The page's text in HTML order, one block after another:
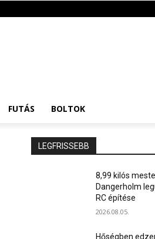
FUTÁS BOLTOK
LEGFRISSEBB
8,99 kilós
Dangerholm
RC építése
2026.08.05.
Hőségben